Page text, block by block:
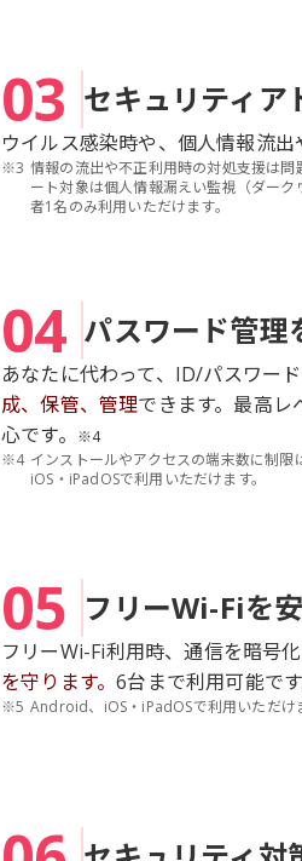
03 セキュリティア
ウイルス感染時や、個人情報流
※3 情報の流出や不正利用時の対処支援は
ート対象は個人情報漏えい監視（ダー
者1名のみ利用いただけます。
04 パスワード管理
あなたに代わって、ID/パスワー
成、保管、管理できます。最高
心です。
※4
※4 インストールやアクセスの端末数に制
iOS・iPadOSで利用いただけます。
05 フリーWi-Fiを
フリーWi-Fi利用時、通信を暗号
を守ります。6台まで利用可能です
※5 Android、iOS・iPadOSで利用いただけ